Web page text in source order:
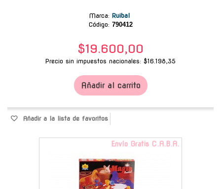
Marca: Ruibal
Código: 790412
$19.600,00
Precio sin impuestos nacionales: $16.198,35
Añadir al carrito
Añadir a la lista de favoritos
Envío Gratis C.A.B.A.